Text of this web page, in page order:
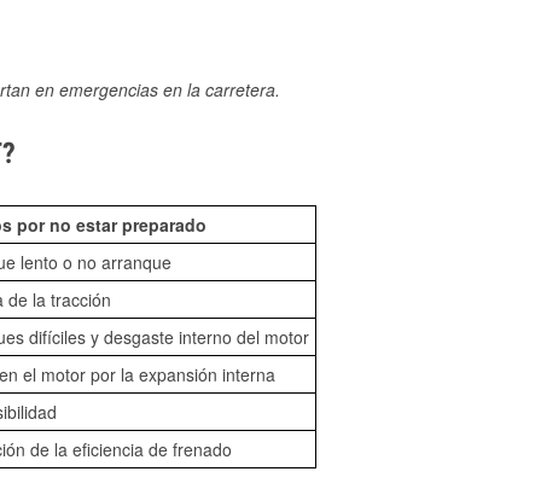
en emergencias en la carretera.
por no estar preparado
lento o no arranque
de la tracción
difíciles y desgaste interno del motor
el motor por la expansión interna
de la eficiencia de frenado